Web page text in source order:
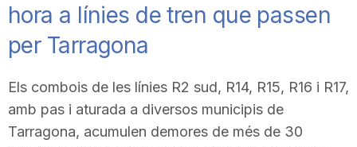
hora a línies de tren que passen
per Tarragona
Els combois de les línies R2 sud, R14, R15, R16 i R17,
amb pas i aturada a diversos municipis de
Tarragona, acumulen demores de més de 30